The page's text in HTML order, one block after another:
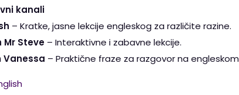
kanali
– Kratke, jasne lekcije engleskog za različite razine.
Mr Steve– Interaktivne i zabavne lekcije.
Vanessa – Praktične fraze za razgovor na